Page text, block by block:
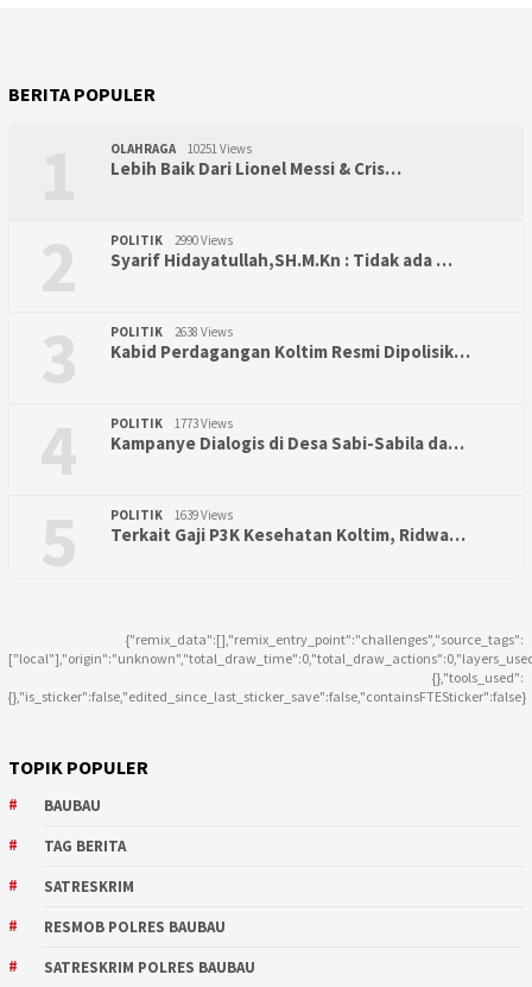
BERITA POPULER
OLAHRAGA 10251 Views
Lebih Baik Dari Lionel Messi & Cris…
2 POLITIK 2990 Views
Syarif Hidayatullah,SH.M.Kn : Tidak ada …
3 POLITIK 2638 Views
Kabid Perdagangan Koltim Resmi Dipolisik…
4 POLITIK 1773 Views
Kampanye Dialogis di Desa Sabi-Sabila da…
5 POLITIK 1639 Views
Terkait Gaji P3K Kesehatan Koltim, Ridwa…
{"remix_data":[],"remix_entry_point":"challenges","source_tags":
{},"tools_used":
{},"is_sticker":false,"edited_since_last_sticker_save":false,"containsFTESticker":false}
TOPIK POPULER
BAUBAU
TAG BERITA
SATRESKRIM
RESMOB POLRES BAUBAU
SATRESKRIM POLRES BAUBAU